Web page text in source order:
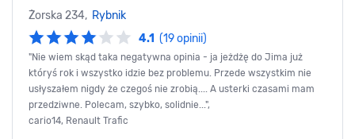
Żorska 234, Rybnik
4.1 (19 opinii)
"Nie wiem skąd taka negatywna opinia - ja jeżdżę do Jima już
któryś rok i wszystko idzie bez problemu. Przede wszystkim nie
usłyszałem nigdy że czegoś nie zrobią.... A usterki czasami mam
przedziwne. Polecam, szybko, solidnie...",
cario14, Renault Trafic